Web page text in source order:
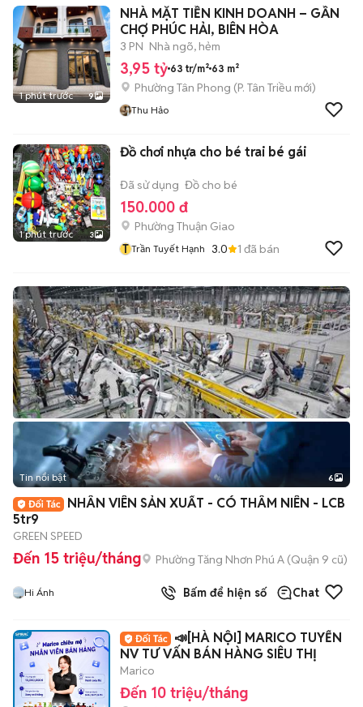
1 phút trước 9
NHÀ MẶT TIỀN KINH DOANH – GẦN
CHỢ PHÚC HẢI, BIÊN HÒA
3 PN Nhà ngõ, hẻm
3,95 tỷ 63 tr/m² 63 m²
Phường Tân Phong (P. Tân Triều mới)
Thu Hảo
1 phút trước 3
Đồ chơi nhựa cho bé trai bé gái
Đã sử dụng Đồ cho bé
150.000 đ
Phường Thuận Giao
T Trần Tuyết Hạnh 3.0 1 đã bán
+2
Tin nổi bật 6
NHÂN VIÊN SẢN XUẤT - CÓ THÂM NIÊN - LCB
5tr9
GREEN SPEED
Đến 15 triệu/tháng Phường Tăng Nhơn Phú A (Quận 9 cũ)
Hi Ánh Bấm để hiện số Chat
📣[HÀ NỘI] MARICO TUYỂN
NV TƯ VẤN BÁN HÀNG SIÊU THỊ
Marico
Đến 10 triệu/tháng